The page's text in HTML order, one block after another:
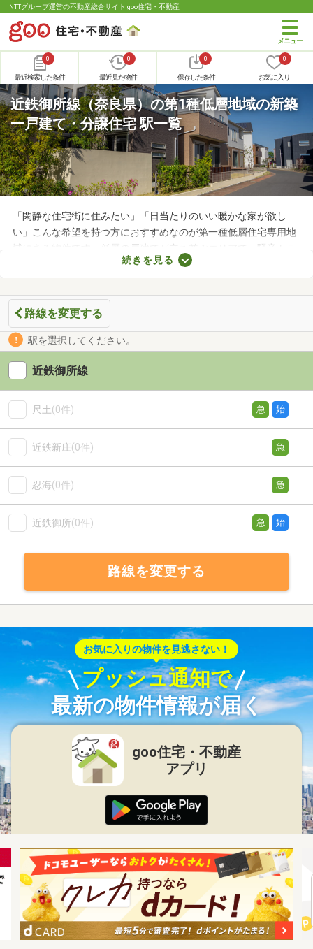
NTTグループ運営の不動産総合サイト goo住宅・不動産
0
最近検索した条件
0
最近見た物件
0
保存した条件
0
お気に入り
近鉄御所線（奈良県）の第1種低層地域の新築
一戸建て・分譲住宅 駅一覧
「閑静な住宅街に住みたい」「日当たりのいい暖かな家が欲し
い」こんな希望を持つ方におすすめなのが第一種低層住宅専用地
域にある物件です。低層の戸建てが立ち並ぶエリアで、騒音トラ
ブルが少ない・住みやすい・高層の建物によって日光が遮断され
住居専用地域の新築一戸建てを紹介します。
続きを見る
路線を変更する
駅を選択してください。
近鉄御所線
尺土(0件) 急 始
近鉄新庄(0件) 急
忍海(0件) 急
近鉄御所(0件) 急 始
路線を変更する
お気に入りの物件を見逃さない！
プッシュ通知で
最新の物件情報が届く
goo住宅・不動産
アプリ